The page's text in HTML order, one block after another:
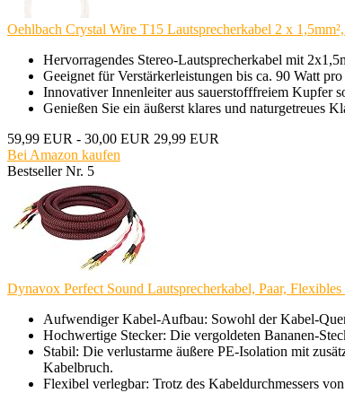
Oehlbach Crystal Wire T15 Lautsprecherkabel 2 x
Hervorragendes Stereo-Lautsprecherkabel mit
Geeignet für Verstärkerleistungen bis ca. 90 Watt
Innovativer Innenleiter aus sauerstofffreiem Kupfer
Genießen Sie ein äußerst klares und naturgetreues
59,99 EUR - 30,00 EUR 29,99 EUR
Bei Amazon kaufen
Bestseller Nr. 5
Dynavox Perfect Sound Lautsprecherkabel, Paar,
Aufwendiger Kabel-Aufbau: Sowohl der Kabel-
Hochwertige Stecker: Die vergoldeten Bananen-
Stabil: Die verlustarme äußere PE-Isolation mit
Kabelbruch.
Flexibel verlegbar: Trotz des Kabeldurchmessers